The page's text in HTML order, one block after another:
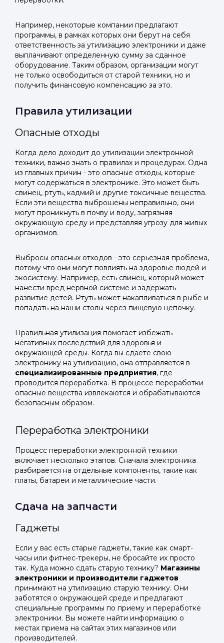
Отправить код
ВКонтакте
или подайте через форму на сайте
Войти в ЛК и заполнить форму
ВКонтакте
или подайте через форму на сайте
Войти в ЛК и заполнить форму
Например, некоторые компании предлагают
программы, в рамках которых они берут на себя
ответственность за утилизацию электроники и даже
выплачивают определенную сумму за сданное
оборудование. Таким образом, организации могут
не только освободиться от старой техники, но и
получить финансовую компенсацию за это.
Правила утилизации
Опасные отходы
Когда дело доходит до утилизации электронной
техники, важно знать о правилах и процедурах. Одна
из главных причин - это опасные отходы, которые
могут содержаться в электронике. Это может быть
свинец, ртуть, кадмий и другие токсичные вещества.
Если эти вещества выброшены неправильно, они
могут проникнуть в почву и воду, загрязняя
окружающую среду и представляя угрозу для живых
организмов.
Выбросы опасных отходов - это серьезная проблема,
потому что они могут повлиять на здоровье людей и
экосистему. Например, есть свинец, который может
нанести вред нервной системе и задержать
развитие детей. Ртуть может накапливаться в рыбе и
попадать на наши столы через пищевую цепочку.
Правильная утилизация помогает избежать
негативных последствий для здоровья и
окружающей среды. Когда вы сдаете свою
электронику на утилизацию, она отправляется в
специализированные предприятия, где
проводится переработка. В процессе переработки
опасные вещества извлекаются и обрабатываются
безопасным образом.
Переработка электроники
Процесс переработки электронной техники
включает несколько этапов. Сначала электроника
разбирается на отдельные компоненты, такие как
платы, батареи и металлические части.
Сдача на запчасти
Гаджеты
Если у вас есть старые гаджеты, такие как смарт-
часы или фитнес-трекеры, не бросайте их просто
так. Куда можно сдать старую технику? Магазины
электроники и производители гаджетов
принимают на утилизацию старую технику. Они
заботятся о окружающей среде и предлагают
специальные программы по приему и переработке
электроники. Вы можете найти информацию о
местах приема на сайтах этих магазинов или
производителей.